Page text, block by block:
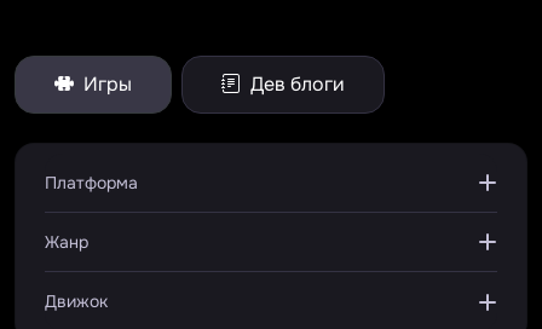
Игры Дев блоги
Платформа
Жанр
Движок